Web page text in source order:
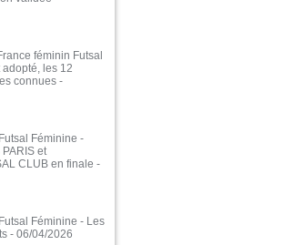
féminin Futsal
les 12
connues -
Féminine -
et
CLUB en finale -
Féminine - Les
- 06/04/2026